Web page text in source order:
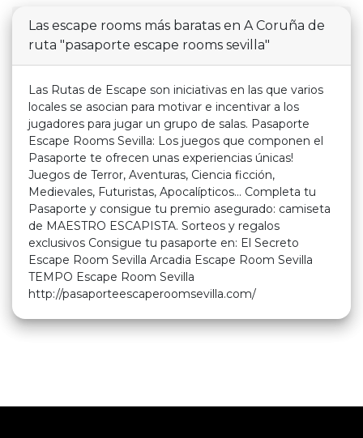
Las escape rooms más baratas en A Coruña de
ruta "pasaporte escape rooms sevilla"
Las Rutas de Escape son iniciativas en las que varios
locales se asocian para motivar e incentivar a los
jugadores para jugar un grupo de salas. Pasaporte
Escape Rooms Sevilla: Los juegos que componen el
Pasaporte te ofrecen unas experiencias únicas!
Juegos de Terror, Aventuras, Ciencia ficción,
Medievales, Futuristas, Apocalípticos... Completa tu
Pasaporte y consigue tu premio asegurado: camiseta
de MAESTRO ESCAPISTA. Sorteos y regalos
exclusivos Consigue tu pasaporte en: El Secreto
Escape Room Sevilla Arcadia Escape Room Sevilla
TEMPO Escape Room Sevilla
http://pasaporteescaperoomsevilla.com/